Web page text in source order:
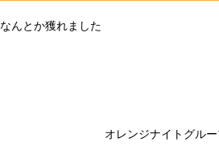
なんとか獲れました
オレンジナイトグル